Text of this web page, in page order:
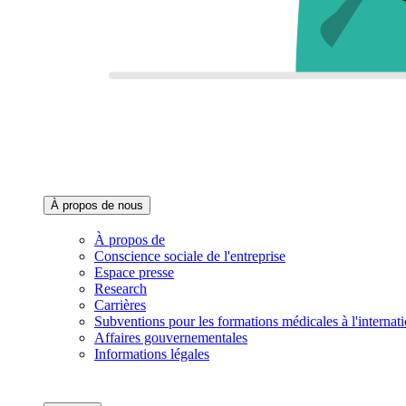
À propos de nous‌
À propos de
Conscience sociale de l'entreprise
Espace presse
Research
Carrières
Subventions pour les formations médicales à
Affaires gouvernementales
Informations légales